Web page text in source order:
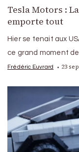
Tesla Motors :
emporte tout
Hier se tenait aux
ce grand moment
Frédéric Euvrard 23